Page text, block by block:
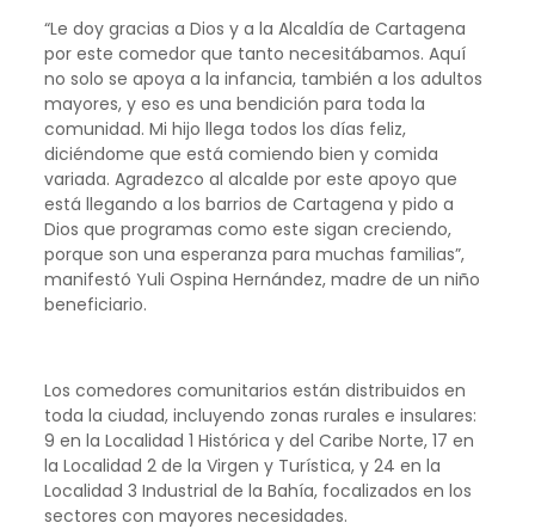
“Le doy gracias a Dios y a la Alcaldía de Cartagena
por este comedor que tanto necesitábamos. Aquí
no solo se apoya a la infancia, también a los adultos
mayores, y eso es una bendición para toda la
comunidad. Mi hijo llega todos los días feliz,
diciéndome que está comiendo bien y comida
variada. Agradezco al alcalde por este apoyo que
está llegando a los barrios de Cartagena y pido a
Dios que programas como este sigan creciendo,
porque son una esperanza para muchas familias”,
manifestó Yuli Ospina Hernández, madre de un niño
beneficiario.
Los comedores comunitarios están distribuidos en
toda la ciudad, incluyendo zonas rurales e insulares:
9 en la Localidad 1 Histórica y del Caribe Norte, 17 en
la Localidad 2 de la Virgen y Turística, y 24 en la
Localidad 3 Industrial de la Bahía, focalizados en los
sectores con mayores necesidades.